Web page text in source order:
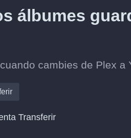
álbumes
cambies de Plex a
Transferir